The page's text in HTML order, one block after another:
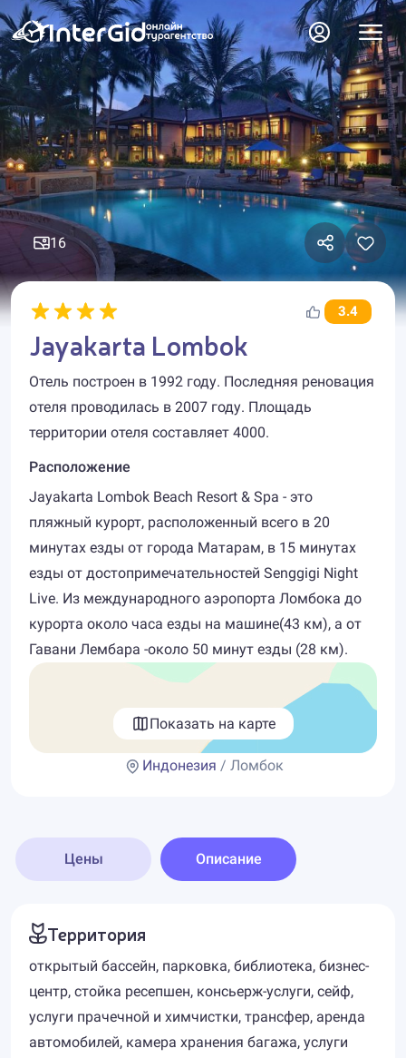
16
3.4
Jayakarta Lombok
Отель построен в 1992 году. Последняя реновация
отеля проводилась в 2007 году. Площадь
территории отеля составляет 4000.
Расположение
Jayakarta Lombok Beach Resort & Spa - это
пляжный курорт, расположенный всего в 20
минутах езды от города Матарам, в 15 минутах
езды от достопримечательностей Senggigi Night
Live. Из международного аэропорта Ломбока до
курорта около часа езды на машине(43 км), а от
Гавани Лембара -около 50 минут езды (28 км).
Показать на карте
Индонезия / Ломбок
Цены Описание
Территория
открытый бассейн, парковка, библиотека, бизнес-
центр, стойка ресепшен, консьерж-услуги, сейф,
услуги прачечной и химчистки, трансфер, аренда
автомобилей, камера хранения багажа, услуги